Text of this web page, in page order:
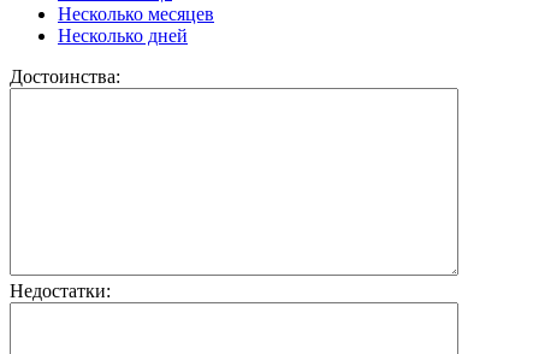
Несколько месяцев
Несколько дней
Достоинства:
Недостатки: